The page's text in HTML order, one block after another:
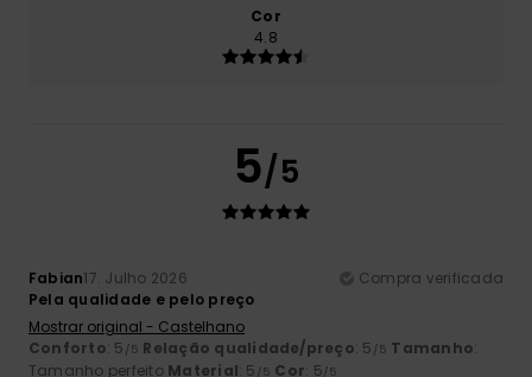
Cor
4.8
5/5
Fabian17. Julho 2026
Compra verificada
Pela qualidade e pelo preço
Mostrar original - Castelhano
Conforto: 5 /5 Relação qualidade/preço: 5 /5 Tamanho:
Tamanho perfeito Material: 5 /5 Cor: 5 /5